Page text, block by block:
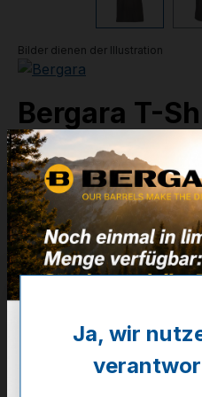
Bilder dienen der Illustration
Bergara T-
Kreis - Anthrazit - S
Artikelnummer:87-
19,90 €
❌ Nicht auf Lager
Noch kein Kunde?
auswählen
Ja, wir